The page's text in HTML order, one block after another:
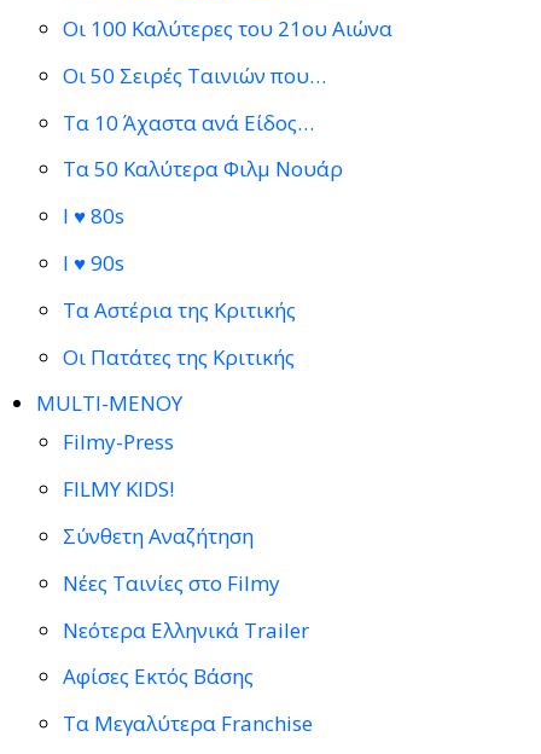
Οι 100 Καλύτερες του 21ου Αιώνα
Οι 50 Σειρές Ταινιών που…
Τα 10 Άχαστα ανά Είδος…
Τα 50 Καλύτερα Φιλμ Νουάρ
I ♥ 80s
I ♥ 90s
Τα Αστέρια της Κριτικής
Οι Πατάτες της Κριτικής
MULTI-ΜΕΝΟΥ
Filmy-Press
FILMY KIDS!
Σύνθετη Αναζήτηση
Νέες Ταινίες στο Filmy
Νεότερα Ελληνικά Trailer
Αφίσες Εκτός Βάσης
Τα Μεγαλύτερα Franchise